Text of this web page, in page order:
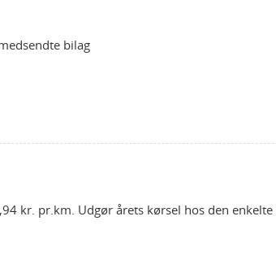
bilag
kr. pr.km. Udgør årets kørsel hos den